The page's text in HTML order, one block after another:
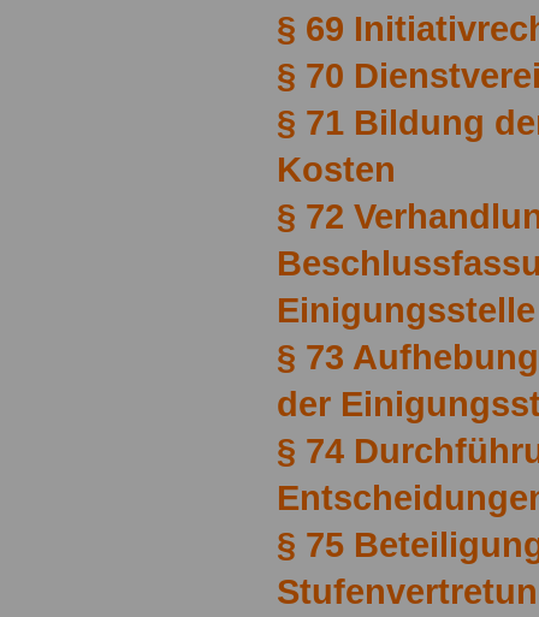
§ 69
§ 70
§ 71 Bildung
Kosten
§ 72
Einigungsstelle
§ 73
der
§ 74
§ 75